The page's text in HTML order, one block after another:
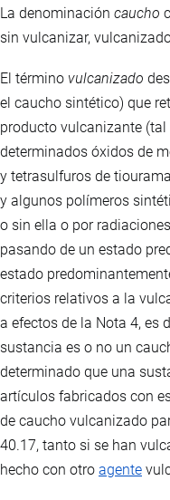
La denominación caucho
sin vulcanizar,
El término vulcanizado
el caucho sintético) que
producto vulcanizante
determinados óxidos de
y tetrasulfuros de
y algunos polímeros
o sin ella o por
pasando de un estado
estado
criterios relativos a la
a efectos de la Nota 4, es
sustancia es o no un
determinado que una
artículos fabricados con
de caucho vulcanizado
40.17, tanto si se han
hecho con otro agente